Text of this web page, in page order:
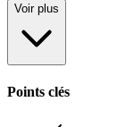
Voir plus
Points clés